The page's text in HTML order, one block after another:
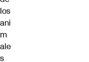
los
ani
m
ale
s